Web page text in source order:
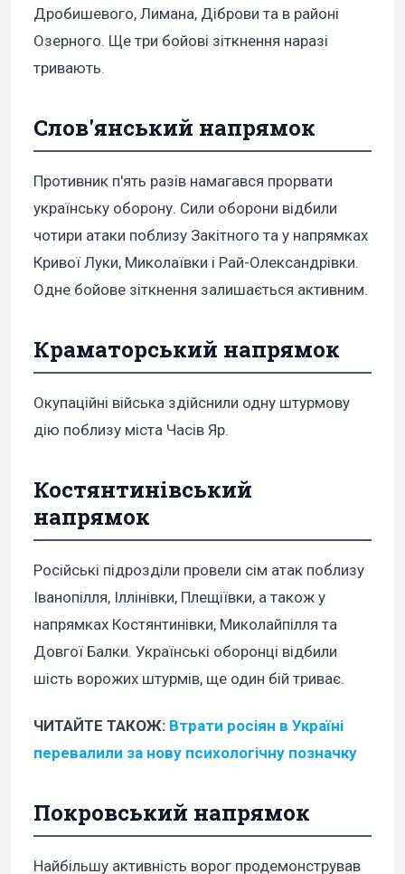
Дробишевого, Лимана, Діброви та в районі
Озерного. Ще три бойові зіткнення наразі
тривають.
Слов'янський напрямок
Противник п'ять разів намагався прорвати
українську оборону. Сили оборони відбили
чотири атаки поблизу Закітного та у напрямках
Кривої Луки, Миколаївки і Рай-Олександрівки.
Одне бойове зіткнення залишається активним.
Краматорський напрямок
Окупаційні війська здійснили одну штурмову
дію поблизу міста Часів Яр.
Костянтинівський
напрямок
Російські підрозділи провели сім атак поблизу
Іванопілля, Іллінівки, Плещіївки, а також у
напрямках Костянтинівки, Миколайпілля та
Довгої Балки. Українські оборонці відбили
шість ворожих штурмів, ще один бій триває.
ЧИТАЙТЕ ТАКОЖ: Втрати росіян в Україні
перевалили за нову психологічну позначку
Покровський напрямок
Найбільшу активність ворог продемонстрував